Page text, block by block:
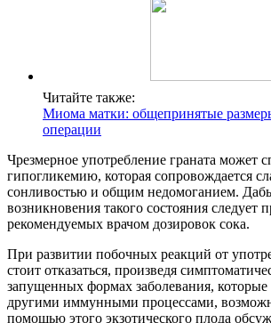
Читайте также:
Миома матки: общепринятые
операции
Чрезмерное употребление граната может
гипогликемию, которая сопровождается
сонливостью и общим недомоганием.
возникновения такого состояния следует
рекомендуемых врачом дозировок сока.
При развитии побочных реакций от
стоит отказаться, произведя
запущенных формах заболевания,
другими иммунными процессами,
помощью этого экзотического плода